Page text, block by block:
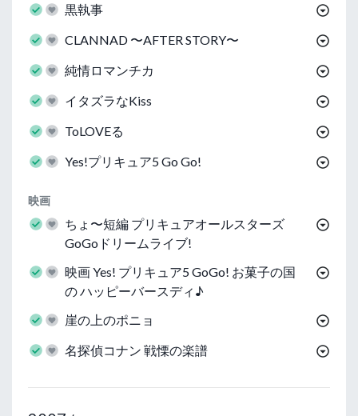
黒執事
CLANNAD 〜AFTER STORY〜
純情ロマンチカ
イタズラなKiss
ToLOVEる
Yes!プリキュア5 Go Go!
映画
ちょ〜短編 プリキュアオールスターズ
GoGoドリームライブ!
映画 Yes! プリキュア5 GoGo! お菓子の国
の ハッピーバースディ♪
崖の上のポニョ
名探偵コナン 戦慄の楽譜